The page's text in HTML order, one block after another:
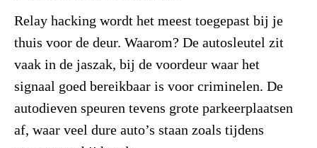
Relay hacking wordt het meest toegepast bij je
thuis voor de deur. Waarom? De autosleutel zit
vaak in de jaszak, bij de voordeur waar het
signaal goed bereikbaar is voor criminelen. De
autodieven speuren tevens grote parkeerplaatsen
af, waar veel dure auto’s staan zoals tijdens